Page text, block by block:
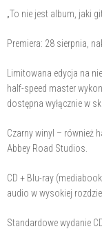
„To nie jest album, jaki
Premiera: 28 sierpnia,
Limitowana edycja na
half-speed master
dostępna wyłącznie w
Czarny winyl – również
Abbey Road Studios.
CD + Blu-ray
audio w wysokiej
Standardowe wydanie